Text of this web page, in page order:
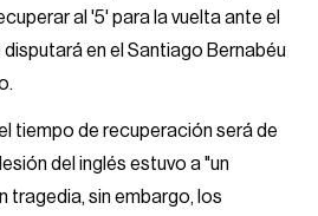
al '5' para la vuelta ante el
en el Santiago Bernabéu
tiempo de recuperación será de
del inglés estuvo a "un
tragedia, sin embargo, los